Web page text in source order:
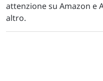
attenzione su Amazon e
altro.